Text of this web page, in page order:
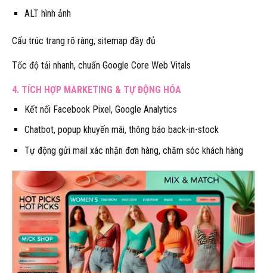
ALT hình ảnh
Cấu trúc trang rõ ràng, sitemap đầy đủ
Tốc độ tải nhanh, chuẩn Google Core Web Vitals
4. TÍCH HỢP MARKETING & TỰ ĐỘNG HÓA
Kết nối Facebook Pixel, Google Analytics
Chatbot, popup khuyến mãi, thông báo back-in-stock
Tự động gửi mail xác nhận đơn hàng, chăm sóc khách hàng